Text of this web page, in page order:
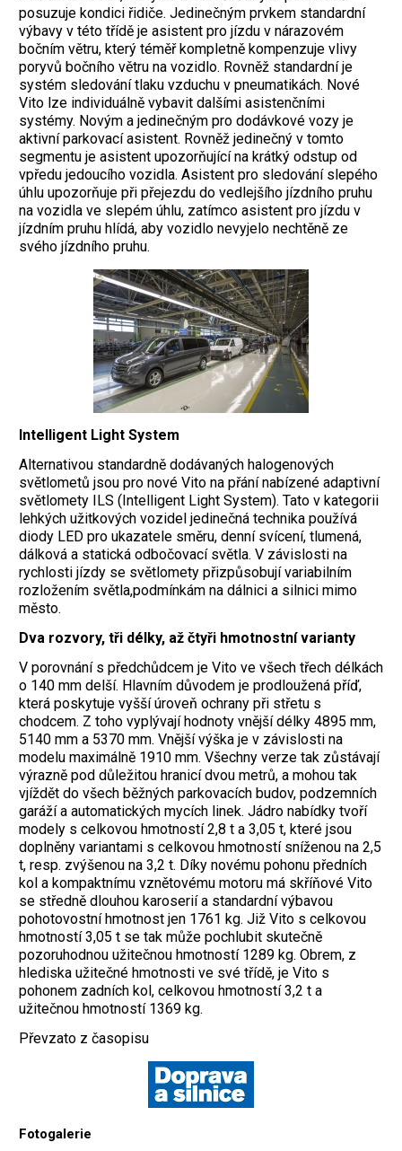
posuzuje kondici řidiče. Jedinečným prvkem standardní
výbavy v této třídě je asistent pro jízdu v nárazovém
bočním větru, který téměř kompletně kompenzuje vlivy
poryvů bočního větru na vozidlo. Rovněž standardní je
systém sledování tlaku vzduchu v pneumatikách. Nové
Vito lze individuálně vybavit dalšími asistenčními
systémy. Novým a jedinečným pro dodávkové vozy je
aktivní parkovací asistent. Rovněž jedinečný v tomto
segmentu je asistent upozorňující na krátký odstup od
vpředu jedoucího vozidla. Asistent pro sledování slepého
úhlu upozorňuje při přejezdu do vedlejšího jízdního pruhu
na vozidla ve slepém úhlu, zatímco asistent pro jízdu v
jízdním pruhu hlídá, aby vozidlo nevyjelo nechtěně ze
svého jízdního pruhu.
Intelligent Light System
Alternativou standardně dodávaných halogenových
světlometů jsou pro nové Vito na přání nabízené adaptivní
světlomety ILS (Intelligent Light System). Tato v kategorii
lehkých užitkových vozidel jedinečná technika používá
diody LED pro ukazatele směru, denní svícení, tlumená,
dálková a statická odbočovací světla. V závislosti na
rychlosti jízdy se světlomety přizpůsobují variabilním
rozložením světla,podmínkám na dálnici a silnici mimo
město.
Dva rozvory, tři délky, až čtyři hmotnostní varianty
V porovnání s předchůdcem je Vito ve všech třech délkách
o 140 mm delší. Hlavním důvodem je prodloužená příď,
která poskytuje vyšší úroveň ochrany při střetu s
chodcem. Z toho vyplývají hodnoty vnější délky 4895 mm,
5140 mm a 5370 mm. Vnější výška je v závislosti na
modelu maximálně 1910 mm. Všechny verze tak zůstávají
výrazně pod důležitou hranicí dvou metrů, a mohou tak
vjíždět do všech běžných parkovacích budov, podzemních
garáží a automatických mycích linek. Jádro nabídky tvoří
modely s celkovou hmotností 2,8 t a 3,05 t, které jsou
doplněny variantami s celkovou hmotností sníženou na 2,5
t, resp. zvýšenou na 3,2 t. Díky novému pohonu předních
kol a kompaktnímu vznětovému motoru má skříňové Vito
se středně dlouhou karoserií a standardní výbavou
pohotovostní hmotnost jen 1761 kg. Již Vito s celkovou
hmotností 3,05 t se tak může pochlubit skutečně
pozoruhodnou užitečnou hmotností 1289 kg. Obrem, z
hlediska užitečné hmotnosti ve své třídě, je Vito s
pohonem zadních kol, celkovou hmotností 3,2 t a
užitečnou hmotností 1369 kg.
Převzato z časopisu
Fotogalerie